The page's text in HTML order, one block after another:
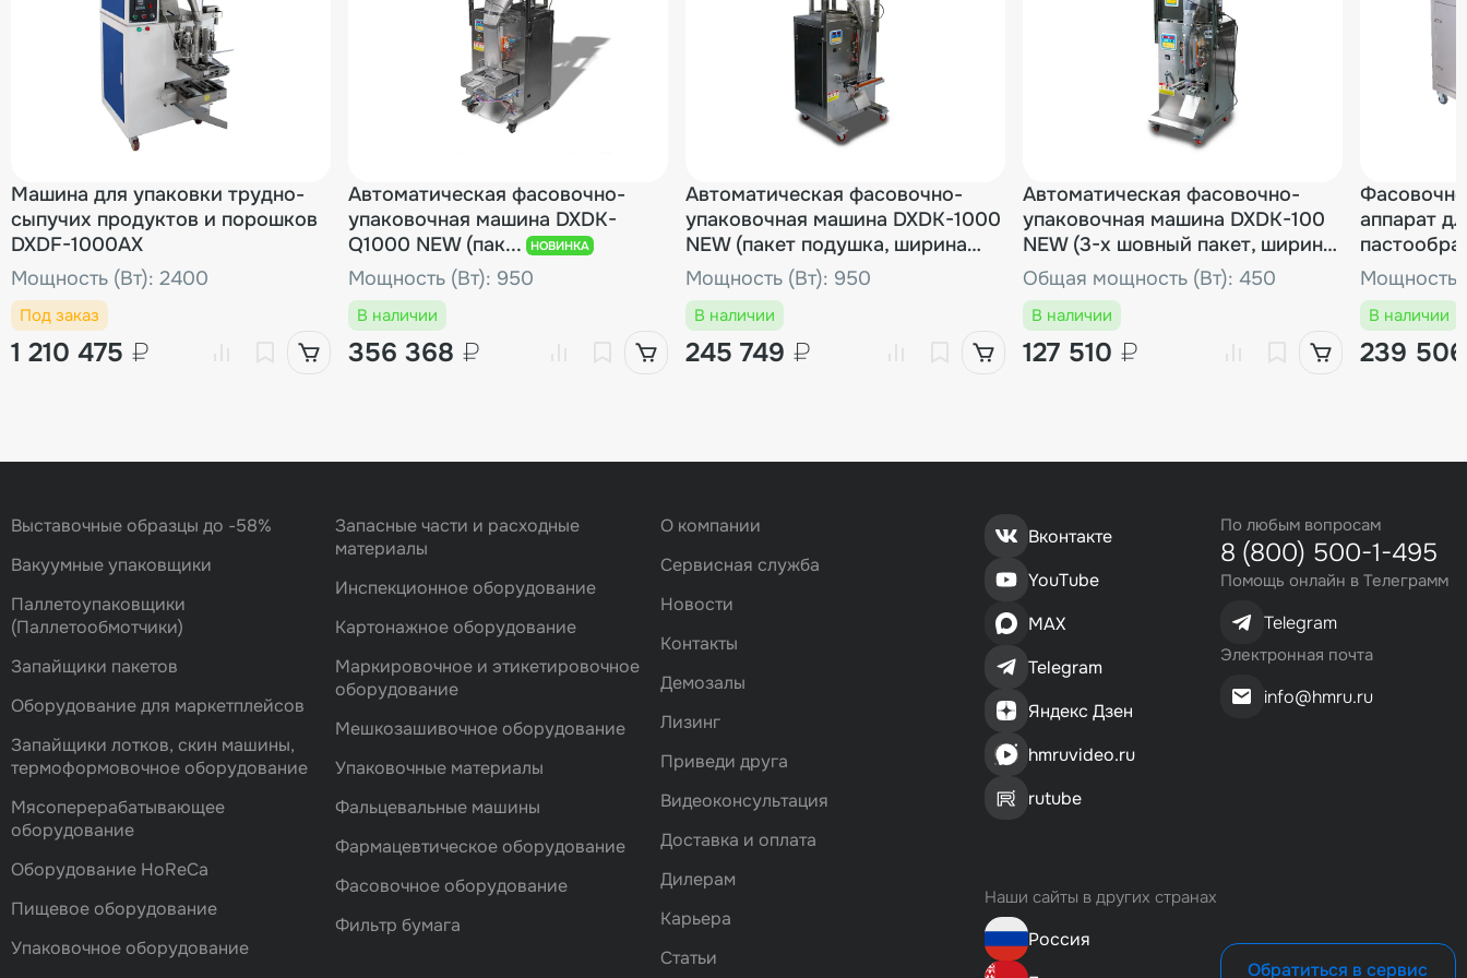
Машина для упаковки трудно-
сыпучих продуктов и порошков
DXDF-1000AX
Мощность (Вт): 2400
Под заказ
1 210 475 ₽
Автоматическая фасовочно-
упаковочная машина DXDK-
Q1000 NEW (пак...
НОВИНКА
Мощность (Вт): 950
В наличии
356 368 ₽
Автоматическая фасовочно-
упаковочная машина DXDK-1000
NEW (пакет подушка, ширина
пленки 300 мм, фотодатчик)
Мощность (Вт): 950
В наличии
245 749 ₽
Автоматическая фасовочно-
упаковочная машина DXDK-100
NEW (3-х шовный пакет, ширина
пленки 150 мм)
Общая мощность (Вт): 450
В наличии
127 510 ₽
аппарат
DXDG-200
мл)
Мощность
В наличии
239
Выставочные образцы до -58%
Вакуумные упаковщики
Паллетоупаковщики
(Паллетообмотчики)
Запайщики пакетов
Оборудование для маркетплейсов
Запайщики лотков, скин машины,
термоформовочное оборудование
Мясоперерабатывающее
оборудование
Оборудование HoReCa
Пищевое оборудование
Упаковочное оборудование
Запасные части и расходные
материалы
Инспекционное оборудование
Картонажное оборудование
Маркировочное и этикетировочное
оборудование
Мешкозашивочное оборудование
Упаковочные материалы
Фальцевальные машины
Фармацевтическое оборудование
Фасовочноe оборудование
Фильтр бумага
О компании
Сервисная служба
Новости
Контакты
Демозалы
Лизинг
Приведи друга
Видеоконсультация
Доставка и оплата
Дилерам
Карьера
Статьи
Вконтакте
YouTube
MAX
Telegram
Яндекс Дзен
hmruvideo.ru
rutube
Наши сайты в других странах
Россия
По любым вопросам
8 (800) 500-1-495
Помощь онлайн в Телеграмм
Telegram
Электронная почта
info@hmru.ru
Обратиться в сервис